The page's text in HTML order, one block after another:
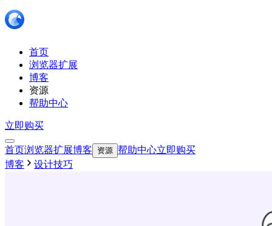
首页
浏览器扩展
博客
资源
帮助中心
立即购买
首页浏览器扩展博客 资源 帮助中心立即购买
博客
设计技巧